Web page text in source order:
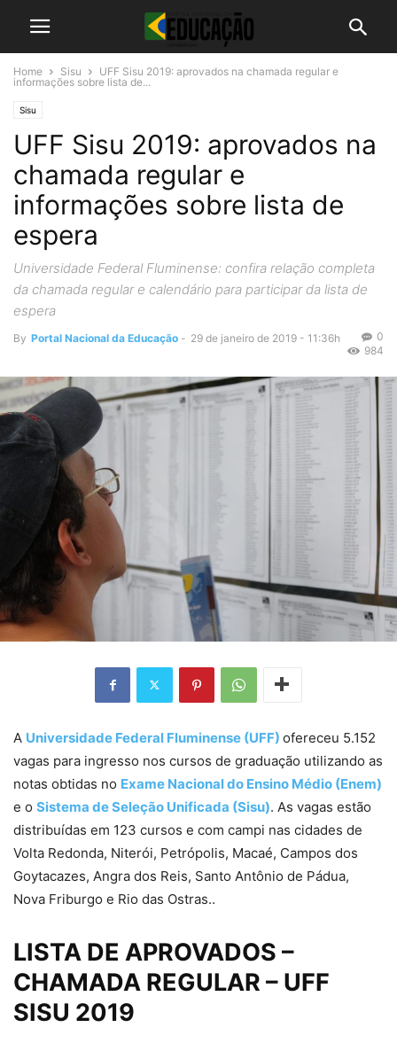
Home Sisu
UFF Sisu 2019: aprovados na chamada regular e
informações sobre lista de...
Sisu
UFF Sisu 2019: aprovados na
chamada regular e
informações sobre lista de
espera
Universidade Federal Fluminense: confira relação completa
da chamada regular e calendário para participar da lista de
espera
By Portal Nacional da Educação - 29 de janeiro de 2019 - 11:36h
0
984
A Universidade Federal Fluminense (UFF) ofereceu 5.152
vagas para ingresso nos cursos de graduação utilizando as
notas obtidas no Exame Nacional do Ensino Médio (Enem)
e o Sistema de Seleção Unificada (Sisu). As vagas estão
distribuídas em 123 cursos e com campi nas cidades de
Volta Redonda, Niterói, Petrópolis, Macaé, Campos dos
Goytacazes, Angra dos Reis, Santo Antônio de Pádua,
Nova Friburgo e Rio das Ostras..
LISTA DE APROVADOS –
CHAMADA REGULAR – UFF
SISU 2019